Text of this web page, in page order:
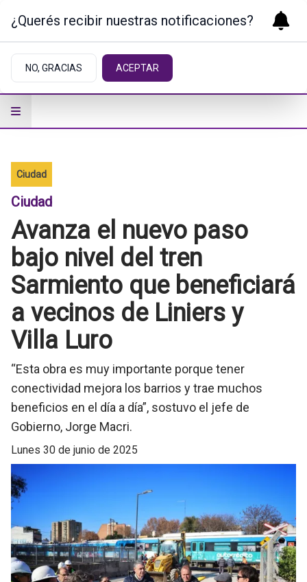
Ciudad
Ciudad
Avanza el nuevo paso
bajo nivel del tren
Sarmiento que beneficiará
a vecinos de Liniers y
Villa Luro
“Esta obra es muy importante porque tener
conectividad mejora los barrios y trae muchos
beneficios en el día a día”, sostuvo el jefe de
Gobierno, Jorge Macri.
lunes 30 de junio de 2025
¿Querés recibir nuestras notificaciones?
NO, GRACIAS ACEPTAR